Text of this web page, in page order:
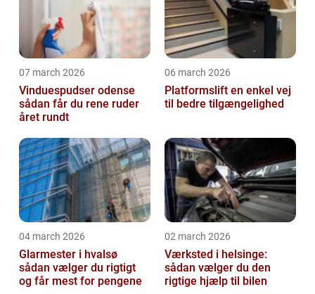
07 march 2026
Vinduespudser odense
sådan får du rene ruder
året rundt
06 march 2026
Platformslift en enkel vej
til bedre tilgængelighed
04 march 2026
Glarmester i hvalsø
sådan vælger du rigtigt
og får mest for pengene
02 march 2026
Værksted i helsinge:
sådan vælger du den
rigtige hjælp til bilen